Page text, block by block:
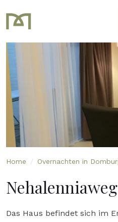
Home / Overnachten in
Das Haus befindet sich im